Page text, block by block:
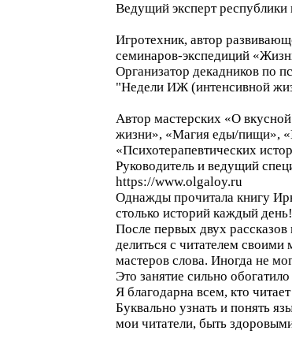
Ведущий эксперт республики
Игротехник, автор
семинаров-экспедиций
Организатор декадников по
"Недели ИЖ (интенсивной
Автор мастерских «О
жизни», «Магия еды/пищи»,
«Психотерапевтических
Руководитель и ведущий
https://www.olgaloy.ru
Однажды прочитала книгу
столько историй каждый
После первых двух
делиться с читателем
мастеров слова. Иногда не
Это занятие сильно
Я благодарна всем, кто
Буквально узнать и понять
мои читатели, быть